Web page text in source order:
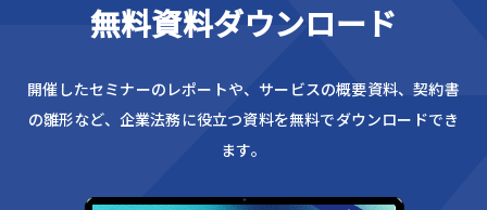
無料資料ダウンロード
開催したセミナーのレポートや、サービスの概要資料、契約書
の雛形など、企業法務に役立つ資料を無料でダウンロードでき
ます。